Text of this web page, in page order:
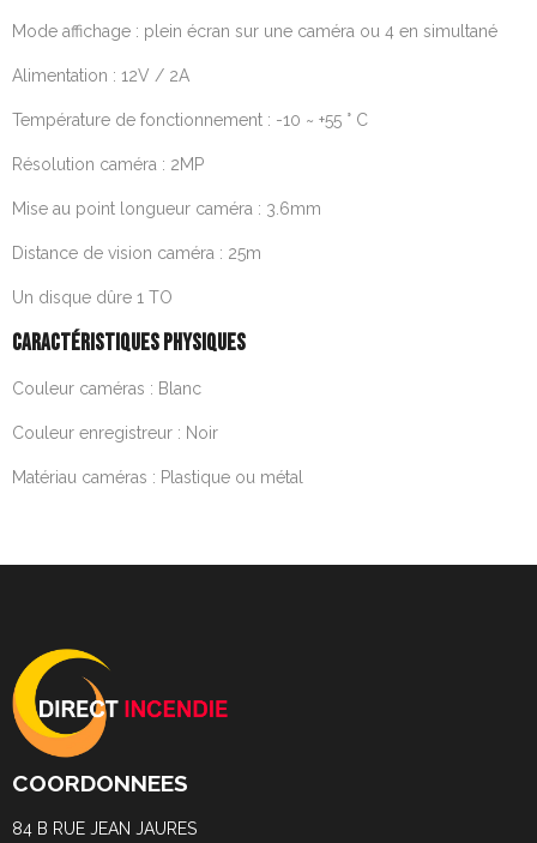
Mode affichage : plein écran sur une caméra ou 4 en simultané
Alimentation : 12V / 2A
Température de fonctionnement : -10 ~ +55 ° C
Résolution caméra : 2MP
Mise au point longueur caméra : 3.6mm
Distance de vision caméra : 25m
Un disque dûre 1 TO
CARACTÉRISTIQUES PHYSIQUES
Couleur caméras : Blanc
Couleur enregistreur : Noir
Matériau caméras : Plastique ou métal
COORDONNEES
84 B RUE JEAN JAURES